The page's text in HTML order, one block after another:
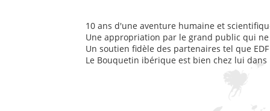
10 ans d'une aventure humaine et
Une appropriation par le grand public qui
Un soutien fidèle des partenaires tel que
Le Bouquetin ibérique est bien chez lui dans